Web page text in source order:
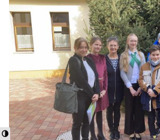
Nagy kontraszt váltása